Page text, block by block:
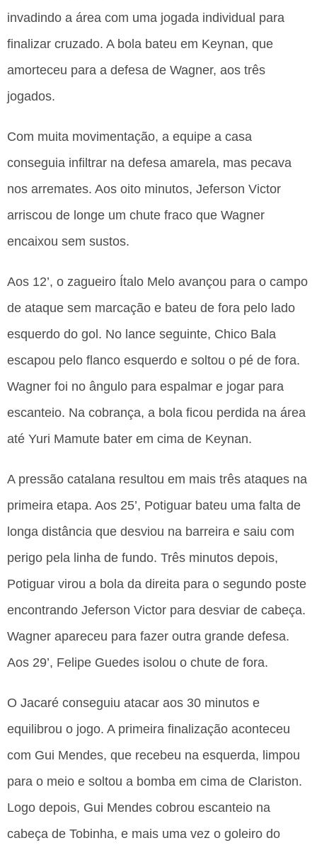
invadindo a área com uma jogada individual para
finalizar cruzado. A bola bateu em Keynan, que
amorteceu para a defesa de Wagner, aos três
jogados.
Com muita movimentação, a equipe a casa
conseguia infiltrar na defesa amarela, mas pecava
nos arremates. Aos oito minutos, Jeferson Victor
arriscou de longe um chute fraco que Wagner
encaixou sem sustos.
Aos 12’, o zagueiro Ítalo Melo avançou para o campo
de ataque sem marcação e bateu de fora pelo lado
esquerdo do gol. No lance seguinte, Chico Bala
escapou pelo flanco esquerdo e soltou o pé de fora.
Wagner foi no ângulo para espalmar e jogar para
escanteio. Na cobrança, a bola ficou perdida na área
até Yuri Mamute bater em cima de Keynan.
A pressão catalana resultou em mais três ataques na
primeira etapa. Aos 25’, Potiguar bateu uma falta de
longa distância que desviou na barreira e saiu com
perigo pela linha de fundo. Três minutos depois,
Potiguar virou a bola da direita para o segundo poste
encontrando Jeferson Victor para desviar de cabeça.
Wagner apareceu para fazer outra grande defesa.
Aos 29’, Felipe Guedes isolou o chute de fora.
O Jacaré conseguiu atacar aos 30 minutos e
equilibrou o jogo. A primeira finalização aconteceu
com Gui Mendes, que recebeu na esquerda, limpou
para o meio e soltou a bomba em cima de Clariston.
Logo depois, Gui Mendes cobrou escanteio na
cabeça de Tobinha, e mais uma vez o goleiro do